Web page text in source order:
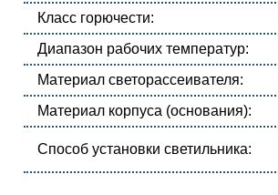
Класс горючести:
Диапазон рабочих температур:
Материал светорассеивателя:
Материал корпуса (основания):
Способ установки светильника: